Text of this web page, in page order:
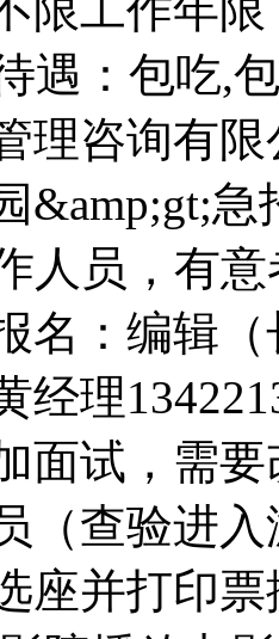
遇：包吃,
理咨询有
&amp;gt;急
人员，有
名：编辑
经理
面试，需
（查验进
座并打印